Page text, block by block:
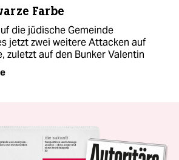
Farbe
die jüdische Gemeinde
jetzt zwei weitere Attacken auf
zuletzt auf den Bunker Valentin